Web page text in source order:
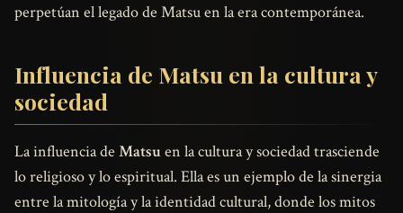
perpetúan el legado de Matsu en la era contemporánea.
Influencia de Matsu en la cultura y
sociedad
La influencia de Matsuen la cultura y sociedad trasciende
lo religioso y lo espiritual. Ella es un ejemplo de la sinergia
entre la mitología y la identidad cultural, donde los mitos